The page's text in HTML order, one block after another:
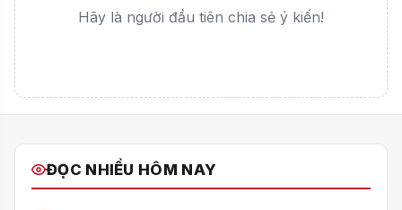
Hãy là người đầu tiên chia sẻ ý kiến!
ĐỌC NHIỀU HÔM NAY